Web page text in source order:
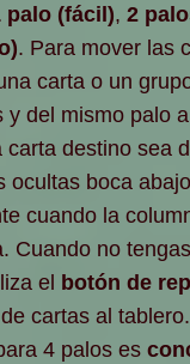
palo (fácil), 2
. Para mover las
carta o un
y del mismo palo
carta destino sea
ocultas boca
cuando la
Cuando no
el botón de
cartas al
4 palos es